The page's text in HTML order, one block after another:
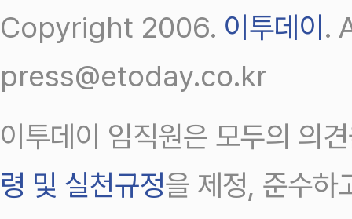
Copyright 2006. 이투데이 .
press@etoday.co.kr
이투데이 임직원은 모두의 의
령 및 실천규정을 제정, 준수하